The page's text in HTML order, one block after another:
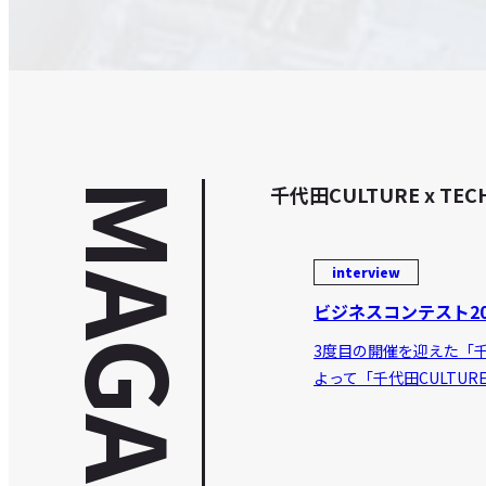
千代田CULTURE x
interview
ビジネスコンテスト
3度目の開催を迎えた「
よって「千代田